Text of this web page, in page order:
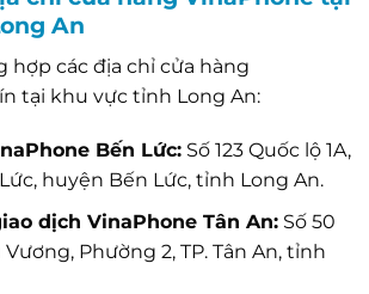
An
hợp các địa chỉ cửa hàng
tại khu vực tỉnh Long An:
Bến Lức:Số 123 Quốc lộ 1A,
huyện Bến Lức, tỉnh Long An.
dịch VinaPhone Tân An:Số 50
Phường 2, TP. Tân An, tỉnh